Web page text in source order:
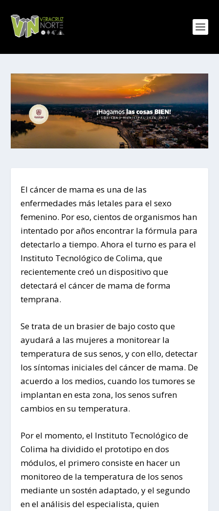
El cáncer de mama es una de las
enfermedades más letales para el sexo
femenino. Por eso, cientos de organismos han
intentado por años encontrar la fórmula para
detectarlo a tiempo.Ahora el turno es para el
Instituto Tecnológico de Colima, que
recientemente creó un dispositivo que
detectará el cáncer de mama de forma
temprana.
Se trata de un brasier de bajo costo que
ayudará a las mujeres a monitorear la
temperatura de sus senos, y con ello, detectar
los síntomas iniciales del cáncer de mama. De
acuerdo a los medios, cuando los tumores se
implantan en esta zona, los senos sufren
cambios en su temperatura.
Por el momento, el Instituto Tecnológico de
Colima ha dividido el prototipo en dos
módulos, el primero consiste en hacer un
monitoreo de la temperatura de los senos
mediante un sostén adaptado, y el segundo
en el análisis del especialista, quien